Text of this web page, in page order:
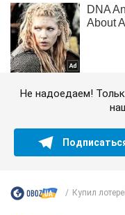
Не надоедаем!
Купил